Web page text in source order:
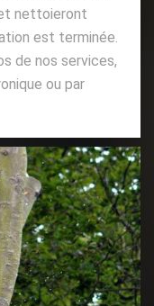
nettoieront
est terminée.
de nos services,
ou par